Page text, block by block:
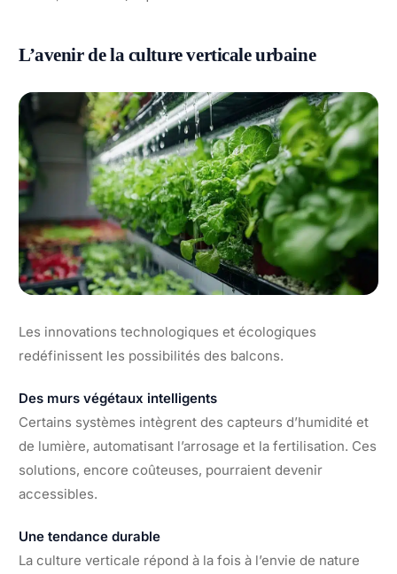
L’avenir de la culture verticale urbaine
Les innovations technologiques et écologiques
redéfinissent les possibilités des balcons.
Des murs végétaux intelligents
Certains systèmes intègrent des capteurs d’humidité et
de lumière, automatisant l’arrosage et la fertilisation. Ces
solutions, encore coûteuses, pourraient devenir
accessibles.
Une tendance durable
La culture verticale répond à la fois à l’envie de nature